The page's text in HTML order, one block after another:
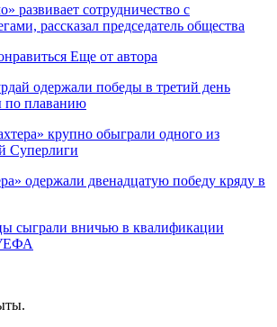
сотрудничество с
рассказал председатель общества
Еще от автора
одержали победы в третий день
по плаванию
крупно обыграли одного из
Суперлиги
одержали двенадцатую победу кряду в
сыграли вничью в квалификации